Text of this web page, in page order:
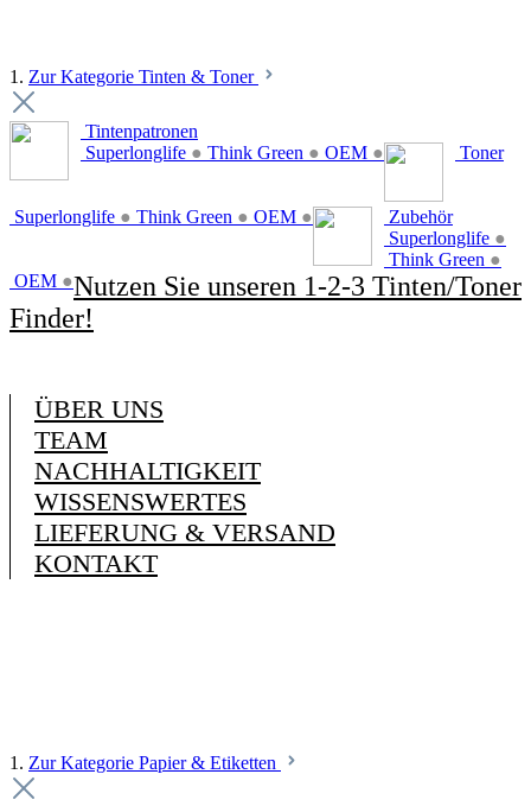
1. Zur Kategorie Tinten & Toner
Tintenpatronen
Superlonglife ● Think Green ● OEM ● Toner
Superlonglife ● Think Green ● OEM ●
Zubehör
Superlonglife ●
Think Green ●
OEM ●Nutzen Sie unseren 1-2-3 Tinten/Toner
Finder!
ÜBER UNS
TEAM
NACHHALTIGKEIT
WISSENSWERTES
LIEFERUNG & VERSAND
KONTAKT
1. Zur Kategorie Papier & Etiketten